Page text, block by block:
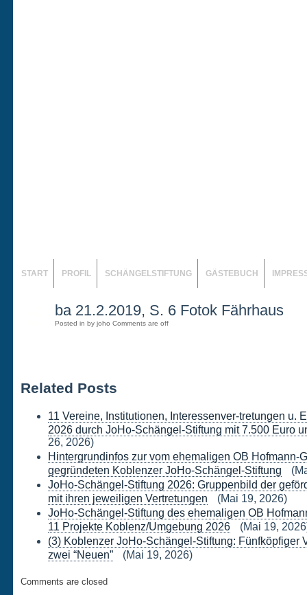
START PROFIL SCHÄNGELSTIFTUNG GÄSTEBUCH
ba 21.2.2019, S. 6 Fotok Fährhaus
Posted in by joho Comments are off
Related Posts
11 Vereine, Institutionen, Interessenver-tretungen u.
2026 durch JoHo-Schängel-Stiftung mit 7.500 Euro
26, 2026)
Hintergrundinfos zur vom ehemaligen OB Hofmann-
gegründeten Koblenzer JoHo-Schängel-Stiftung
JoHo-Schängel-Stiftung 2026: Gruppenbild der
mit ihren jeweiligen Vertretungen
(Mai 19, 2026)
JoHo-Schängel-Stiftung des ehemaligen OB
11 Projekte Koblenz/Umgebung 2026
(Mai 19,
(3) Koblenzer JoHo-Schängel-Stiftung: Fünfköpfiger
zwei “Neuen”
(Mai 19, 2026)
Comments are closed